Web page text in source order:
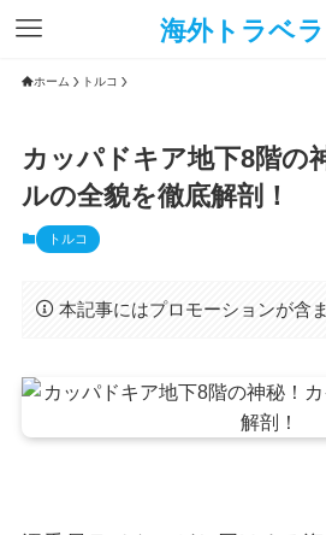
海外トラベ
ホーム トルコ
カッパドキア地下8階の
ルの全貌を徹底解剖！
トルコ
本記事にはプロモーションが含